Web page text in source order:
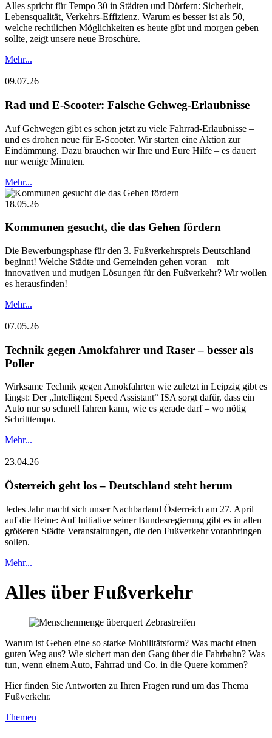
Alles spricht für Tempo 30 in Städten und Dörfern: Sicherheit,
Lebensqualität, Verkehrs-Effizienz. Warum es besser ist als 50,
welche rechtlichen Möglichkeiten es heute gibt und morgen geben
sollte, zeigt unsere neue Broschüre.
Mehr...
09.07.26
Rad und E-Scooter: Falsche Gehweg-Erlaubnisse
Auf Gehwegen gibt es schon jetzt zu viele Fahrrad-Erlaubnisse –
und es drohen neue für E-Scooter. Wir starten eine Aktion zur
Eindämmung. Dazu brauchen wir Ihre und Eure Hilfe – es dauert
nur wenige Minuten.
Mehr...
18.05.26
Kommunen gesucht, die das Gehen fördern
Die Bewerbungsphase für den 3. Fußverkehrspreis Deutschland
beginnt! Welche Städte und Gemeinden gehen voran – mit
innovativen und mutigen Lösungen für den Fußverkehr? Wir wollen
es herausfinden!
Mehr...
07.05.26
Technik gegen Amokfahrer und Raser – besser als
Poller
Wirksame Technik gegen Amokfahrten wie zuletzt in Leipzig gibt es
längst: Der „Intelligent Speed Assistant“ ISA sorgt dafür, dass ein
Auto nur so schnell fahren kann, wie es gerade darf – wo nötig
Schritttempo.
Mehr...
23.04.26
Österreich geht los – Deutschland steht herum
Jedes Jahr macht sich unser Nachbarland Österreich am 27. April
auf die Beine: Auf Initiative seiner Bundesregierung gibt es in allen
größeren Städte Veranstaltungen, die den Fußverkehr voranbringen
sollen.
Mehr...
Alles über Fußverkehr
Warum ist Gehen eine so starke Mobilitätsform? Was macht einen
guten Weg aus? Wie sichert man den Gang über die Fahrbahn? Was
tun, wenn einem Auto, Fahrrad und Co. in die Quere kommen?
Hier finden Sie Antworten zu Ihren Fragen rund um das Thema
Fußverkehr.
Themen